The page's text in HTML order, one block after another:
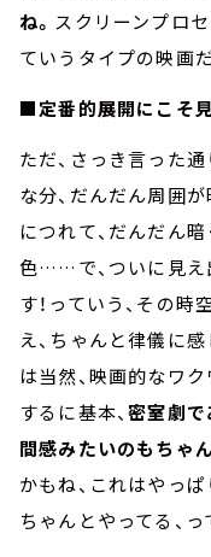
ね。 スクリーンプロ
ていうタイプの映画
■定番的展開にこそ
ただ、さっき言った
な分、だんだん周囲
につれて、だんだん
色……で、ついに見え
す！っていう、その
え、ちゃんと律儀に
は当然、映画的なワ
するに基本、密室劇で
間感みたいのもちゃ
かもね、これはやっ
ちゃんとやってる、